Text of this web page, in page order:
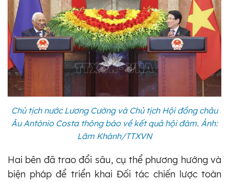
Chủ tịch nước Lương Cường và Chủ tịch Hội đồng châu
Âu António Costa thông báo về kết quả hội đàm. Ảnh:
Lâm Khánh/TTXVN
Hai bên đã trao đổi sâu, cụ thể phương hướng và
biện pháp để triển khai Đối tác chiến lược toàn